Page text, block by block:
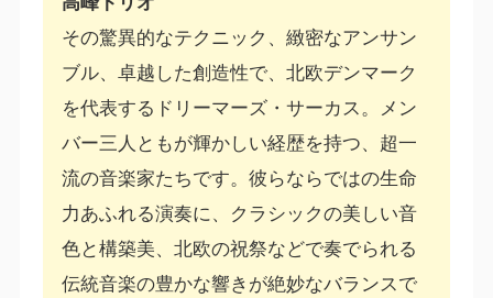
その驚異的なテクニック、緻密なアンサン
ブル、卓越した創造性で、北欧デンマーク
を代表するドリーマーズ・サーカス。メン
バー三人ともが輝かしい経歴を持つ、超一
流の音楽家たちです。彼らならではの生命
力あふれる演奏に、クラシックの美しい音
色と構築美、北欧の祝祭などで奏でられる
伝統音楽の豊かな響きが絶妙なバランスで